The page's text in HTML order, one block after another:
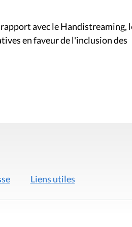
rapport avec le Handistreaming,
en faveur de l'inclusion des
Liens utiles